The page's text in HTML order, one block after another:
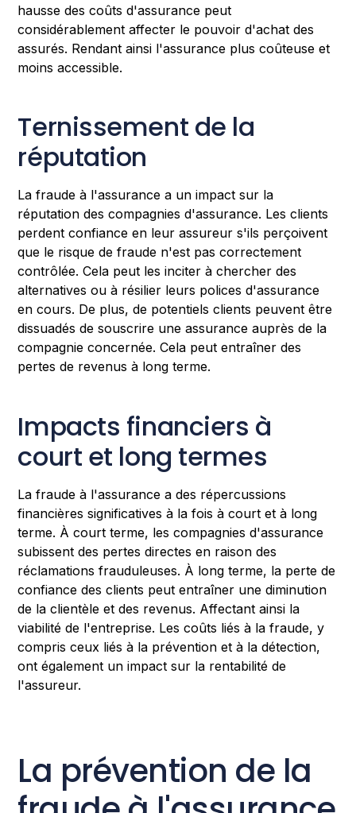
hausse des coûts d'assurance peut
considérablement affecter le pouvoir d'achat des
assurés. Rendant ainsi l'assurance plus coûteuse et
moins accessible.
Ternissement de la
réputation
La fraude à l'assurance a un impact sur la
réputation des compagnies d'assurance. Les clients
perdent confiance en leur assureur s'ils perçoivent
que le risque de fraude n'est pas correctement
contrôlée. Cela peut les inciter à chercher des
alternatives ou à résilier leurs polices d'assurance
en cours. De plus, de potentiels clients peuvent être
dissuadés de souscrire une assurance auprès de la
compagnie concernée. Cela peut entraîner des
pertes de revenus à long terme.
Impacts financiers à
court et long termes
La fraude à l'assurance a des répercussions
financières significatives à la fois à court et à long
terme. À court terme, les compagnies d'assurance
subissent des pertes directes en raison des
réclamations frauduleuses. À long terme, la perte de
confiance des clients peut entraîner une diminution
de la clientèle et des revenus. Affectant ainsi la
viabilité de l'entreprise. Les coûts liés à la fraude, y
compris ceux liés à la prévention et à la détection,
ont également un impact sur la rentabilité de
l'assureur.
La prévention de la